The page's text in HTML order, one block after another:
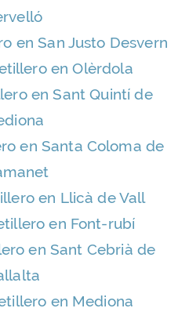
en San Justo Desvern
en Olèrdola
en Sant Quintí de
en Santa Coloma de
en Llicà de Vall
en Font-rubí
en Sant Cebrià de
en Mediona